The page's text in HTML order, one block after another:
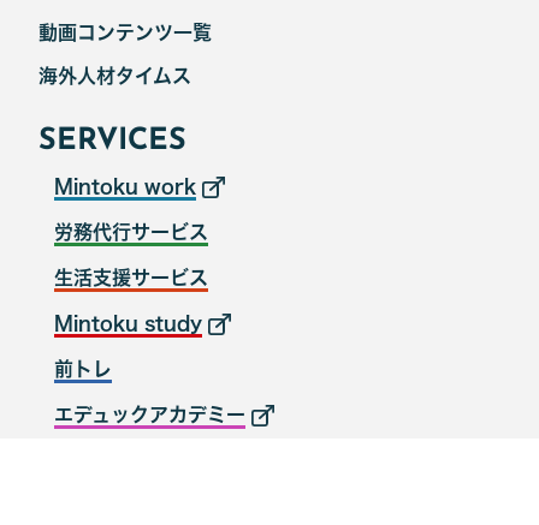
海外人材タイムス
動画コンテンツ一覧
SERVICES
Mintoku work
労務代行サービス
生活支援サービス
Mintoku study
前トレ
エデュックアカデミー